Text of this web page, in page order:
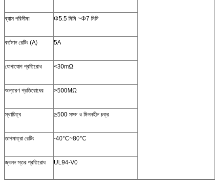
ব্যাস পরিসীমা Φ5.5 মিমি ~Φ7 মিমি
বর্তমান রেটিং (A) 5A
যোগাযোগ প্রতিরোধ <30mΩ
অন্তরণ প্রতিরোধের >500MΩ
স্থায়িত্ব ≥500 সঙ্গম ও মিলনহীন চক্র
তাপমাত্রা রেটিং -40°C~80°C
জ্বলন স্তর প্রতিরোধ UL94-V0